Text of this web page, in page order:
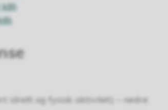
kB)
idrett og fysisk aktivitet) – nedre